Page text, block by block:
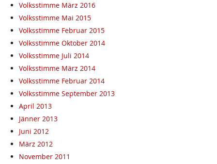
Volksstimme März 2016
Volksstimme Mai 2015
Volksstimme Februar 2015
Volksstimme Oktober 2014
Volksstimme Juli 2014
Volksstimme März 2014
Volksstimme Februar 2014
Volksstimme September 2013
April 2013
Jänner 2013
Juni 2012
März 2012
November 2011